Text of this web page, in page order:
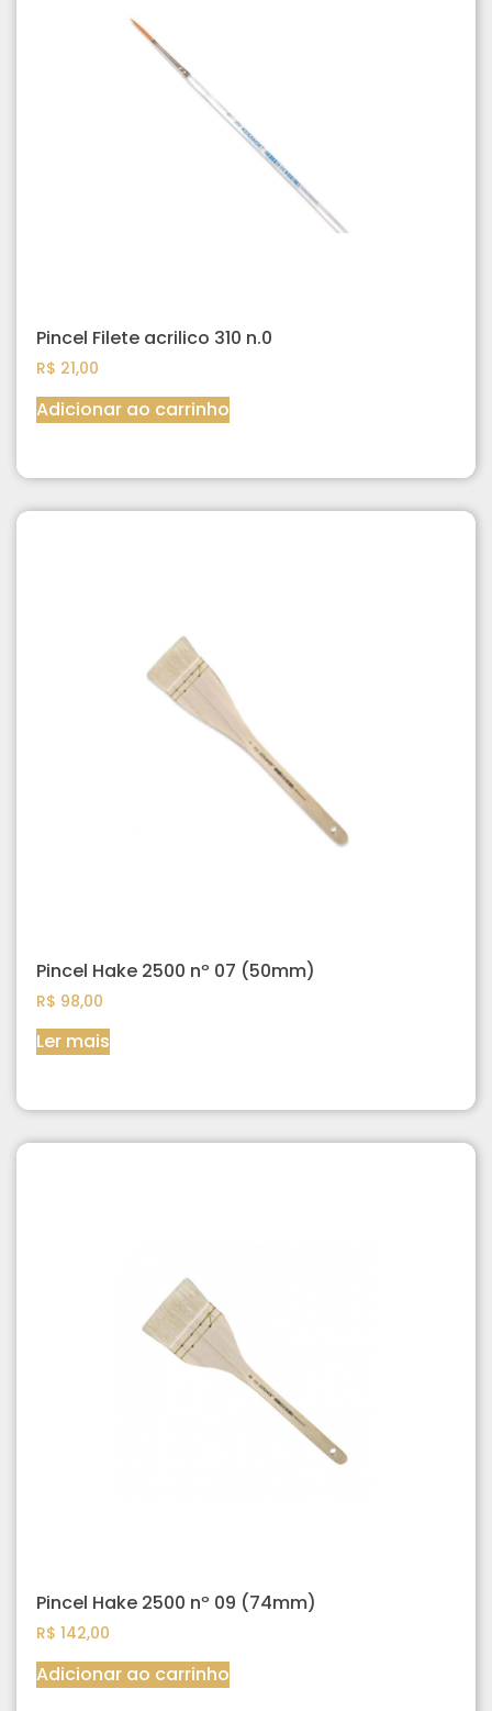
Pincel Filete acrilico 310 n.0
R$ 21,00
Adicionar ao carrinho
Pincel Hake 2500 nº 07 (50mm)
R$ 98,00
Ler mais
Pincel Hake 2500 nº 09 (74mm)
R$ 142,00
Adicionar ao carrinho